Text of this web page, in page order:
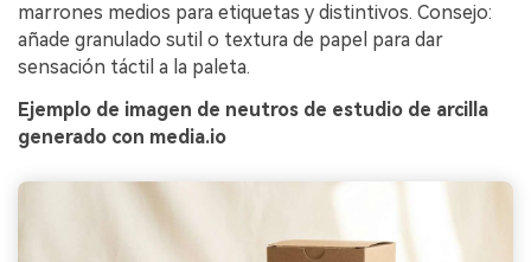
marrones medios para etiquetas y distintivos. Consejo:
añade granulado sutil o textura de papel para dar
sensación táctil a la paleta.
Ejemplo de imagen de neutros de estudio de arcilla
generado con media.io